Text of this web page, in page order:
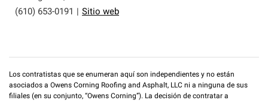
(610) 653-0191
Sitio web
Los contratistas que se enumeran aquí son independientes y no están
asociados a Owens Corning Roofing and Asphalt, LLC ni a ninguna de sus
filiales (en su conjunto, “Owens Corning”). La decisión de contratar a